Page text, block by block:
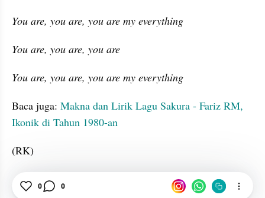
You are, you are, you are my everything
You are, you are, you are
You are, you are, you are my everything
Baca juga: Makna dan Lirik Lagu Sakura - Fariz RM,
Ikonik di Tahun 1980-an
(RK)
Ariana Grande
0 0